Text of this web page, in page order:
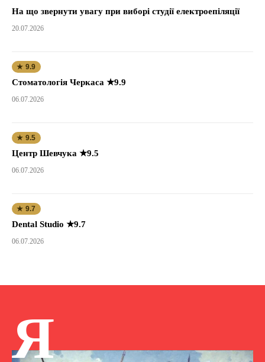
На що звернути увагу при виборі студії електроепіляції
20.07.2026
★ 9.9
Стоматологія Черкаса ★9.9
06.07.2026
★ 9.5
Центр Шевчука ★9.5
06.07.2026
★ 9.7
Dental Studio ★9.7
06.07.2026
Я